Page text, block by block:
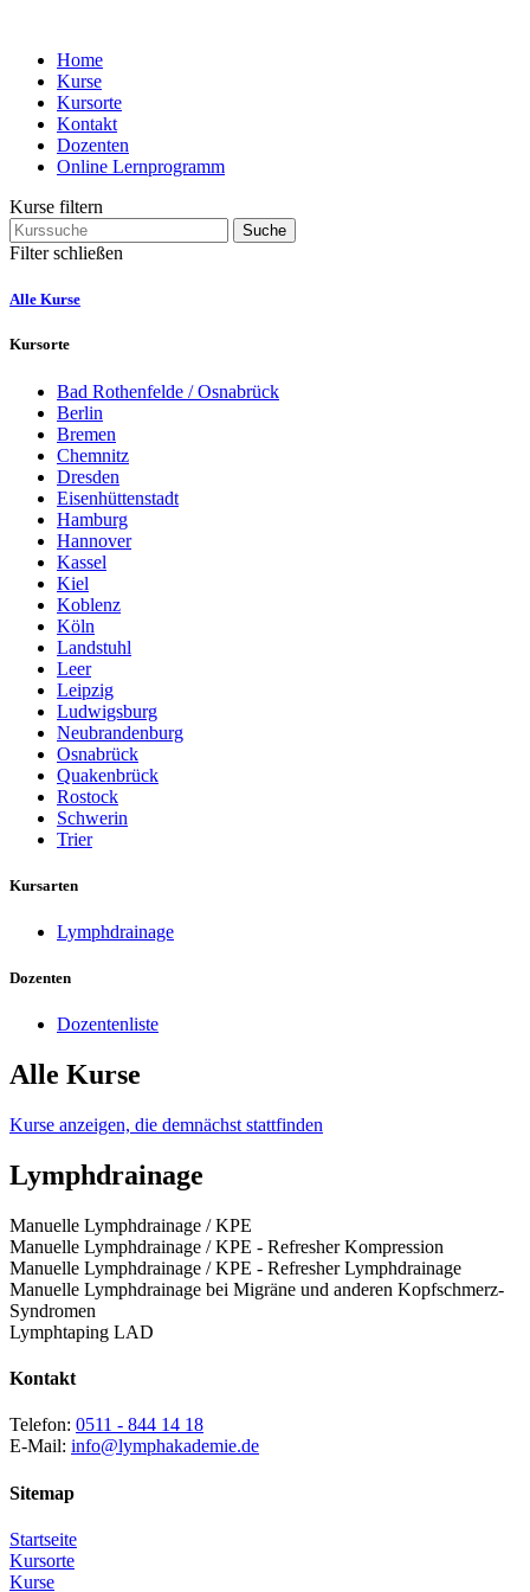
Home
Kurse
Kursorte
Kontakt
Dozenten
Online Lernprogramm
Kurse filtern
Suche
Filter schließen
Alle Kurse
Kursorte
Bad Rothenfelde / Osnabrück
Berlin
Bremen
Chemnitz
Dresden
Eisenhüttenstadt
Hamburg
Hannover
Kassel
Kiel
Koblenz
Köln
Landstuhl
Leer
Leipzig
Ludwigsburg
Neubrandenburg
Osnabrück
Quakenbrück
Rostock
Schwerin
Trier
Kursarten
Lymphdrainage
Dozenten
Dozentenliste
Alle Kurse
Kurse anzeigen, die demnächst stattfinden
Lymphdrainage
Manuelle Lymphdrainage / KPE
Manuelle Lymphdrainage / KPE - Refresher Kompression
Manuelle Lymphdrainage / KPE - Refresher Lymphdrainage
Manuelle Lymphdrainage bei Migräne und anderen Kopfschmerz-
Syndromen
Lymphtaping LAD
Kontakt
Telefon: 0511 - 844 14 18
E-Mail: info@lymphakademie.de
Sitemap
Startseite
Kursorte
Kurse